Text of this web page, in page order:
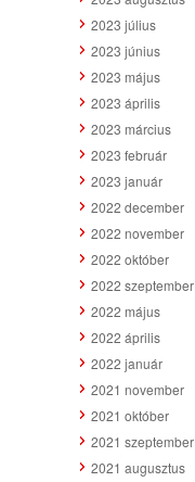
2023 július
2023 június
2023 május
2023 április
2023 március
2023 február
2023 január
2022 december
2022 november
2022 október
2022 szeptember
2022 május
2022 április
2022 január
2021 november
2021 október
2021 szeptember
2021 augusztus